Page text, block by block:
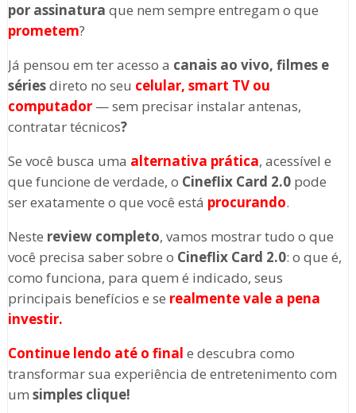
por assinatura que nem sempre entregam o que
prometem?
Já pensou em ter acesso a canais ao vivo, filmes e
sériesdireto no seu celular, smart TV ou
computador— sem precisar instalar antenas,
contratar técnicos?
Se você busca uma alternativa prática, acessível e
que funcione de verdade, o Cineflix Card 2.0pode
ser exatamente o que você está procurando.
Neste review completo, vamos mostrar tudo o que
você precisa saber sobre o Cineflix Card 2.0: o que é,
como funciona, para quem é indicado, seus
principais benefícios e se realmente vale a pena
investir.
Continue lendo até o final e descubra como
transformar sua experiência de entretenimento com
um simples clique!